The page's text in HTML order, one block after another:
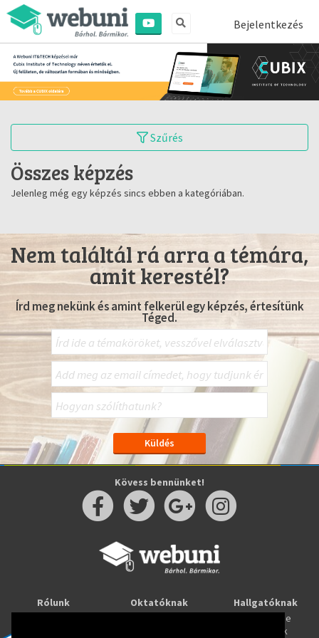
Bejelentkezés
Szűrés
Összes képzés
Jelenleg még egy képzés sincs ebben a kategóriában.
Nem találtál rá arra a témára,
amit kerestél?
Írd meg nekünk és amint felkerül egy képzés, értesítünk
Téged.
Kövess bennünket!
Rólunk
Oktatóknak
Hallgatóknak
Tanulj online
Képzések